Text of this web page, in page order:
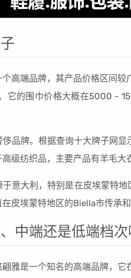
高端品牌，其产品价格区间
它的围巾价格大概在5000 -
品牌。根据查询十大牌子网
级纺织品，主要产品有羊毛
意大利，特别是在皮埃蒙特
皮埃蒙特地区的Biella市传承
中端还是低端档次
雅是一个知名的高端品牌，